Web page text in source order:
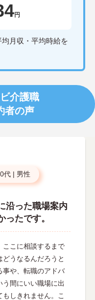
円
月収・平均時給を
介護職
者の声
代 | 男性
沿った職場案内
ったです。
ここに相談するまで
うなるんだろうと
事や、転職のアドバ
間にいい職場に出
しきれません。こ